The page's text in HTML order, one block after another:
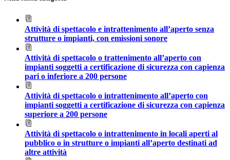
Attività di spettacolo e intrattenimento all’aperto senza
strutture o impianti, con emissioni sonore
Attività di spettacolo o trattenimento all’aperto con
impianti soggetti a certificazione di sicurezza con capienza
pari o inferiore a 200 persone
Attività di spettacolo o intrattenimento all’aperto con
impianti soggetti a certificazione di sicurezza con capienza
superiore a 200 persone
Attività di spettacolo o intrattenimento in locali aperti al
pubblico o in strutture o impianti all’aperto destinati ad
altre attività